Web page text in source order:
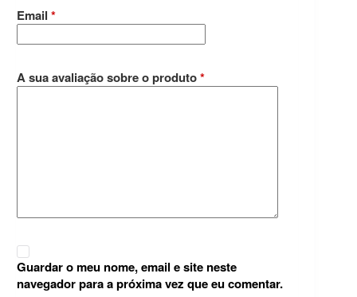
Email *
A sua avaliação sobre o produto*
Guardar o meu nome, email e site neste
navegador para a próxima vez que eu comentar.